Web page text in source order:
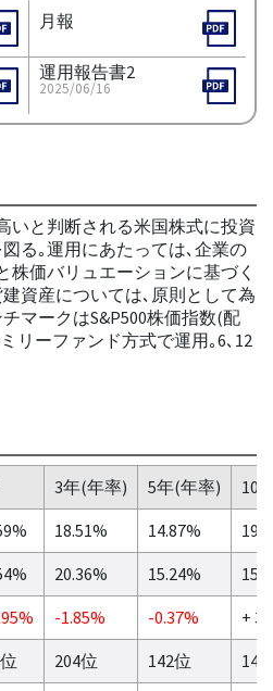
月報
運用報告書2
2025/06/16
いと判断される米国株式に投資
る｡運用にあたっては､企業の
株価バリュエーションに基づく
資産については､原則として為
マークはS&P500株価指数(配
リーファンド方式で運用｡6､12
3年(年率) 5年(年率)
10
18.51% 14.87%
20.36% 15.24%
-1.85% -0.37%
+
204位 142位
14